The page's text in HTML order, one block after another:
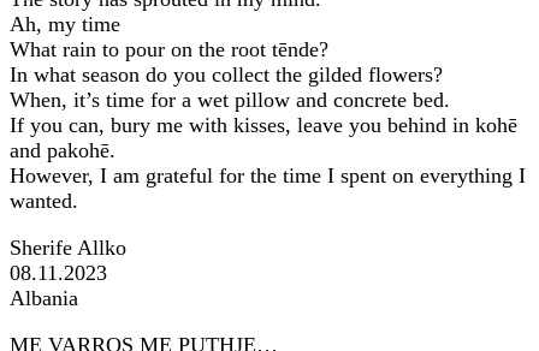
Ah, my time
What rain to pour on the root tēnde?
In what season do you collect the gilded flowers?
When, it’s time for a wet pillow and concrete bed.
If you can, bury me with kisses, leave you behind in kohē
and pakohē.
However, I am grateful for the time I spent on everything I
wanted.
Sherife Allko
08.11.2023
Albania
ME VARROS ME PUTHJE…